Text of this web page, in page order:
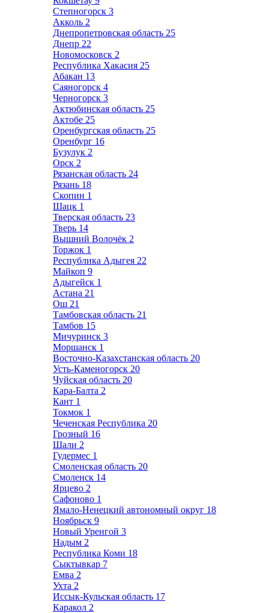
Степногорск 3
Акколь 2
Днепропетровская область 25
Днепр 22
Новомосковск 2
Республика Хакасия 25
Абакан 13
Саяногорск 4
Черногорск 3
Актюбинская область 25
Актобе 25
Оренбургская область 25
Оренбург 16
Бузулук 2
Орск 2
Рязанская область 24
Рязань 18
Скопин 1
Шацк 1
Тверская область 23
Тверь 14
Вышний Волочёк 2
Торжок 1
Республика Адыгея 22
Майкоп 9
Адыгейск 1
Астана 21
Ош 21
Тамбовская область 21
Тамбов 15
Мичуринск 3
Моршанск 1
Восточно-Казахстанская область 20
Усть-Каменогорск 20
Чуйская область 20
Кара-Балта 2
Кант 1
Токмок 1
Чеченская Республика 20
Грозный 16
Шали 2
Гудермес 1
Смоленская область 20
Смоленск 14
Ярцево 2
Сафоново 1
Ямало-Ненецкий автономный округ 18
Ноябрьск 9
Новый Уренгой 3
Надым 2
Республика Коми 18
Сыктывкар 7
Емва 2
Ухта 2
Иссык-Кульская область 17
Каракол 2